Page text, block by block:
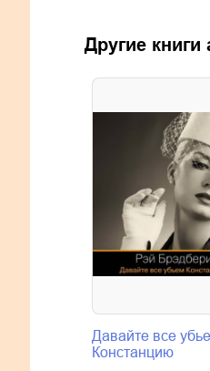
Другие книги
Давайте все
Констанцию